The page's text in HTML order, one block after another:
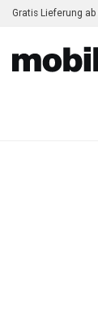
Gratis Lieferung ab